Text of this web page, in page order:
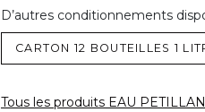
D’autres conditionnements
CARTON 12 BOUTEILLES 1
Tous les produits EAU